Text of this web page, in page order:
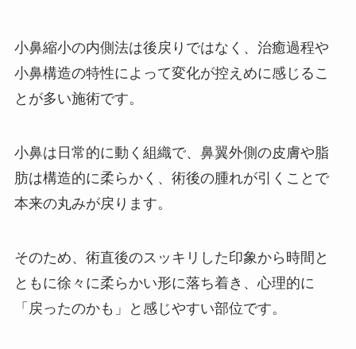
小鼻縮小の内側法は後戻りではなく、治癒過程や
小鼻構造の特性によって変化が控えめに感じるこ
とが多い施術です。
小鼻は日常的に動く組織で、鼻翼外側の皮膚や脂
肪は構造的に柔らかく、術後の腫れが引くことで
本来の丸みが戻ります。
そのため、術直後のスッキリした印象から時間と
ともに徐々に柔らかい形に落ち着き、心理的に
「戻ったのかも」と感じやすい部位です。